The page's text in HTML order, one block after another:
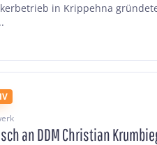
in Krippehna
an DDM Christian